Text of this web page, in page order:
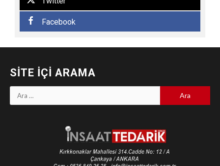
Facebook
SITE İÇI ARAMA
Arama: